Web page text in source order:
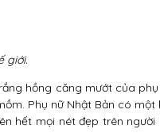
giới.
hồng căng mướt của
Phụ nữ Nhật Bản có một
hết mọi nét đẹp trên người